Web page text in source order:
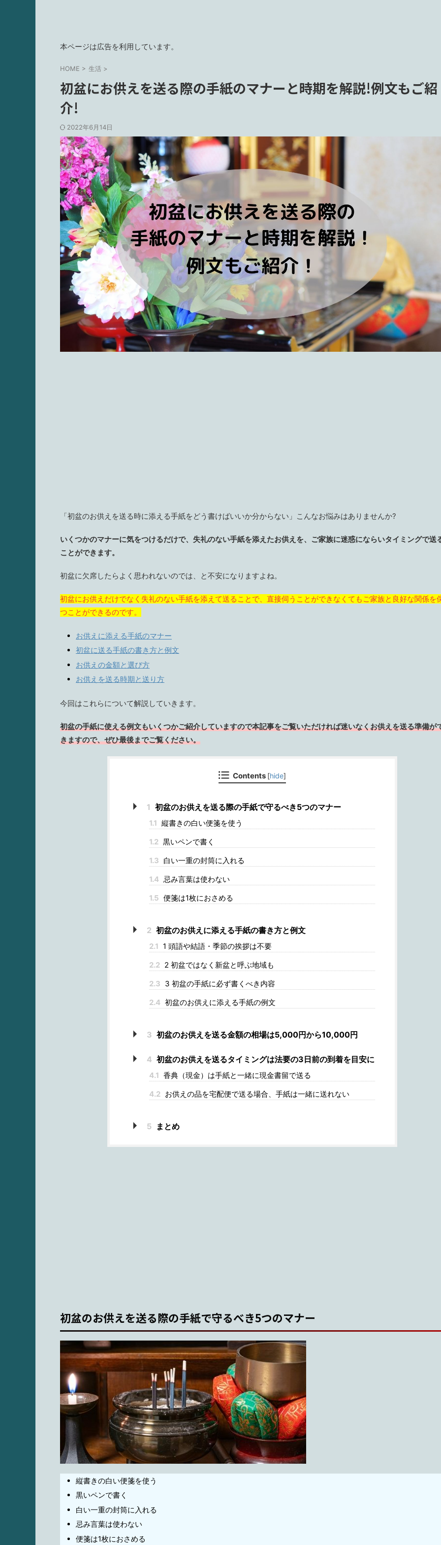
本ページは広告を利用しています。
HOME > 生活 >
初盆にお供えを送る際の手紙のマナーと時期を解説!例文もご紹
介!
2022年6月14日
「初盆のお供えを送る時に添える手紙をどう書けばいいか分からない」こんなお悩みはありませんか?
いくつかのマナーに気をつけるだけで、失礼のない手紙を添えたお供えを、ご家族に迷惑にならいタイミングで送
ことができます。
初盆に欠席したらよく思われないのでは、と不安になりますよね。
初盆にお供えだけでなく失礼のない手紙を添えて送ることで、直接伺うことができなくてもご家族と良好な関係を
つことができるのです。
お供えに添える手紙のマナー
初盆に送る手紙の書き方と例文
お供えの金額と選び方
お供えを送る時期と送り方
今回はこれらについて解説していきます。
初盆の手紙に使える例文もいくつかご紹介していますので本記事をご覧いただければ迷いなくお供えを送る準備が
きますので、ぜひ最後までご覧ください。
Contents [hide]
1 初盆のお供えを送る際の手紙で守るべき5つのマナー
1.1 縦書きの白い便箋を使う
1.2 黒いペンで書く
1.3 白い一重の封筒に入れる
1.4 忌み言葉は使わない
1.5 便箋は1枚におさめる
2 初盆のお供えに添える手紙の書き方と例文
2.1 1 頭語や結語・季節の挨拶は不要
2.2 2 初盆ではなく新盆と呼ぶ地域も
2.3 3 初盆の手紙に必ず書くべき内容
2.4 初盆のお供えに添える手紙の例文
3 初盆のお供えを送る金額の相場は5,000円から10,000円
4 初盆のお供えを送るタイミングは法要の3日前の到着を目安に
4.1 香典（現金）は手紙と一緒に現金書留で送る
4.2 お供えの品を宅配便で送る場合、手紙は一緒に送れない
5 まとめ
初盆のお供えを送る際の手紙で守るべき5つのマナー
縦書きの白い便箋を使う
黒いペンで書く
白い一重の封筒に入れる
忌み言葉は使わない
便箋は1枚におさめる